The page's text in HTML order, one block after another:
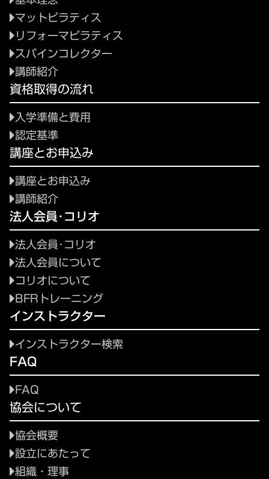
マットピラティス
リフォーマピラティス
スパインコレクター
講師紹介
資格取得の流れ
入学準備と費用
認定基準
講座とお申込み
講座とお申込み
講師紹介
法人会員･コリオ
法人会員･コリオ
法人会員について
コリオについて
BFRトレーニング
インストラクター
インストラクター検索
FAQ
FAQ
協会について
協会概要
設立にあたって
組織・理事